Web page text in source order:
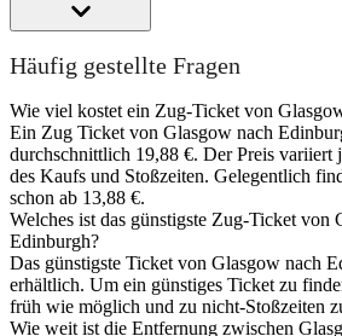
Häufig gestellte Fragen
Wie viel kostet ein Zug-Ticket von
Ein Zug Ticket von Glasgow nach
durchschnittlich 19,88 €. Der Preis variiert
des Kaufs und Stoßzeiten. Gelegentlich
schon ab 13,88 €.
Welches ist das günstigste Zug-Ticket von
Edinburgh?
Das günstigste Ticket von Glasgow nach
erhältlich. Um ein günstiges Ticket zu
früh wie möglich und zu nicht-Stoßzeiten
Wie weit ist die Entfernung zwischen